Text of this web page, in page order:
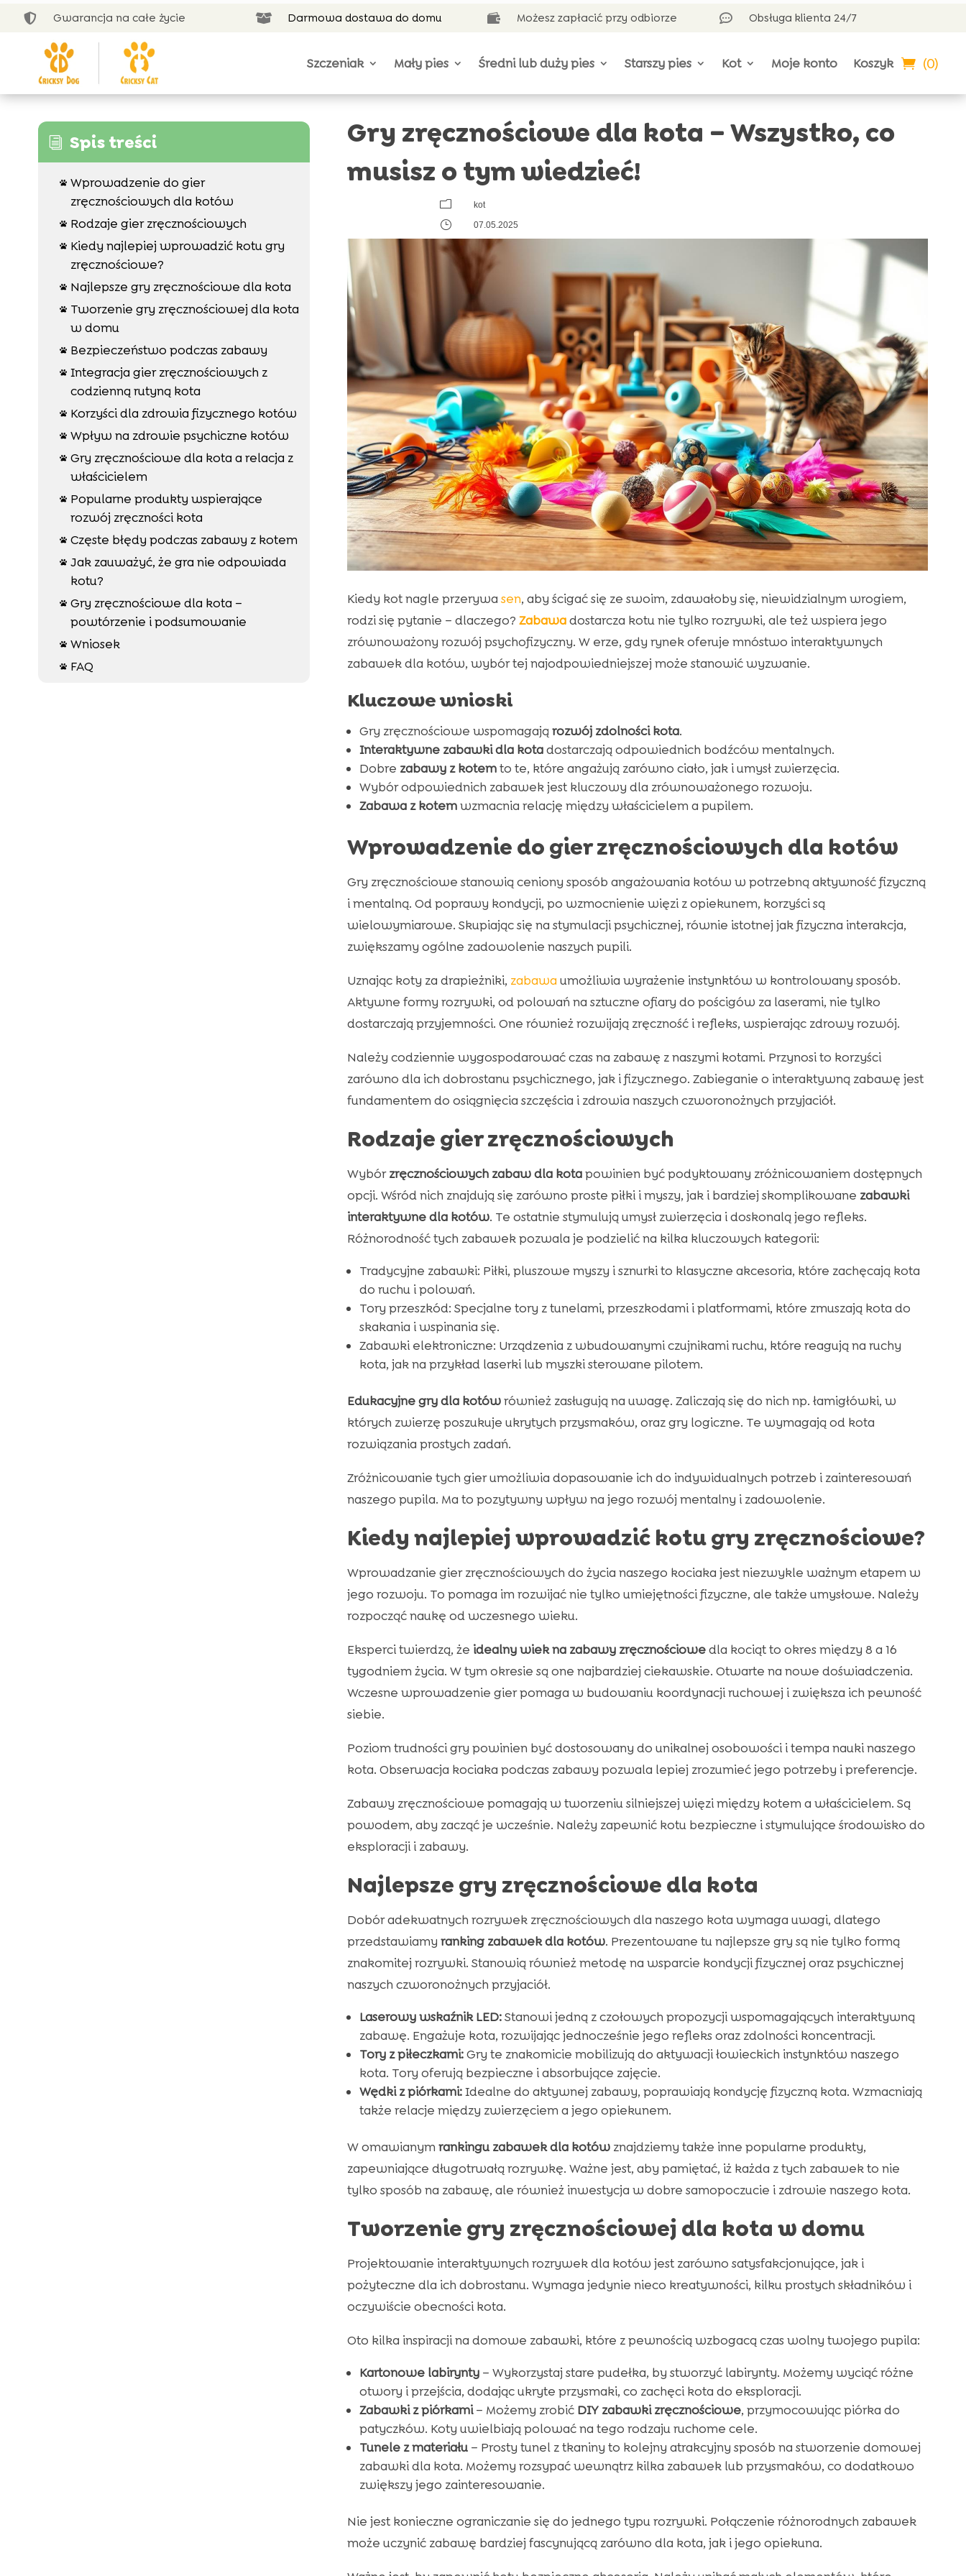
 Gwarancja na całe życie  Darmowa dostawa do domu  Możesz zapłacić przy odbiorze  Obsługa klienta 24/7
Szczeniak Mały pies Średni lub duży pies Starszy pies Kot Moje konto Koszyk (0)
i Spis treści
 Wprowadzenie do gier
zręcznościowych dla kotów
 Rodzaje gier zręcznościowych

Kiedy najlepiej wprowadzić kotu gry
zręcznościowe?
 Najlepsze gry zręcznościowe dla kota

Tworzenie gry zręcznościowej dla kota
w domu
 Bezpieczeństwo podczas zabawy
 Integracja gier zręcznościowych z
codzienną rutyną kota
 Korzyści dla zdrowia fizycznego kotów
 Wpływ na zdrowie psychiczne kotów
 Gry zręcznościowe dla kota a relacja z
właścicielem

Popularne produkty wspierające
rozwój zręczności kota
 Częste błędy podczas zabawy z kotem
 Jak zauważyć, że gra nie odpowiada
kotu?
 Gry zręcznościowe dla kota –
powtórzenie i podsumowanie
 Wniosek
 FAQ
Gry zręcznościowe dla kota – Wszystko, co
musisz o tym wiedzieć!
m kot
} 07.05.2025
Kiedy kot nagle przerywa sen, aby ścigać się ze swoim, zdawałoby się, niewidzialnym wrogiem,
rodzi się pytanie – dlaczego? Zabawadostarcza kotu nie tylko rozrywki, ale też wspiera jego
zrównoważony rozwój psychofizyczny. W erze, gdy rynek oferuje mnóstwo interaktywnych
zabawek dla kotów, wybór tej najodpowiedniejszej może stanowić wyzwanie.
Kluczowe wnioski
Gry zręcznościowe wspomagają rozwój zdolności kota.
Interaktywne zabawki dla kotadostarczają odpowiednich bodźców mentalnych.
Dobre zabawy z kotemto te, które angażują zarówno ciało, jak i umysł zwierzęcia.
Wybór odpowiednich zabawek jest kluczowy dla zrównoważonego rozwoju.
Zabawa z kotemwzmacnia relację między właścicielem a pupilem.
Wprowadzenie do gier zręcznościowych dla kotów
Gry zręcznościowe stanowią ceniony sposób angażowania kotów w potrzebną aktywność fizyczną
i mentalną. Od poprawy kondycji, po wzmocnienie więzi z opiekunem, korzyści są
wielowymiarowe. Skupiając się na stymulacji psychicznej, równie istotnej jak fizyczna interakcja,
zwiększamy ogólne zadowolenie naszych pupili.
Uznając koty za drapieżniki, zabawa umożliwia wyrażenie instynktów w kontrolowany sposób.
Aktywne formy rozrywki, od polowań na sztuczne ofiary do pościgów za laserami, nie tylko
dostarczają przyjemności. One również rozwijają zręczność i refleks, wspierając zdrowy rozwój.
Należy codziennie wygospodarować czas na zabawę z naszymi kotami. Przynosi to korzyści
zarówno dla ich dobrostanu psychicznego, jak i fizycznego. Zabieganie o interaktywną zabawę jest
fundamentem do osiągnięcia szczęścia i zdrowia naszych czworonożnych przyjaciół.
Rodzaje gier zręcznościowych
Wybórzręcznościowych zabaw dla kotapowinien być podyktowany zróżnicowaniem dostępnych
opcji. Wśród nich znajdują się zarówno proste piłki i myszy, jak i bardziej skomplikowane zabawki
interaktywne dla kotów. Te ostatnie stymulują umysł zwierzęcia i doskonalą jego refleks.
Różnorodność tych zabawek pozwala je podzielić na kilka kluczowych kategorii:
Tradycyjne zabawki: Piłki, pluszowe myszy i sznurki to klasyczne akcesoria, które zachęcają kota
do ruchu i polowań.
Tory przeszkód: Specjalne tory z tunelami, przeszkodami i platformami, które zmuszają kota do
skakania i wspinania się.
Zabawki elektroniczne: Urządzenia z wbudowanymi czujnikami ruchu, które reagują na ruchy
kota, jak na przykład laserki lub myszki sterowane pilotem.
Edukacyjne gry dla kotówrównież zasługują na uwagę. Zaliczają się do nich np. łamigłówki, w
których zwierzę poszukuje ukrytych przysmaków, oraz gry logiczne. Te wymagają od kota
rozwiązania prostych zadań.
Zróżnicowanie tych gier umożliwia dopasowanie ich do indywidualnych potrzeb i zainteresowań
naszego pupila. Ma to pozytywny wpływ na jego rozwój mentalny i zadowolenie.
Kiedy najlepiej wprowadzić kotu gry zręcznościowe?
Wprowadzanie gier zręcznościowych do życia naszego kociaka jest niezwykle ważnym etapem w
jego rozwoju. To pomaga im rozwijać nie tylko umiejętności fizyczne, ale także umysłowe. Należy
rozpocząć naukę od wczesnego wieku.
Eksperci twierdzą, że idealny wiek na zabawy zręcznościowedla kociąt to okres między 8 a 16
tygodniem życia. W tym okresie są one najbardziej ciekawskie. Otwarte na nowe doświadczenia.
Wczesne wprowadzenie gier pomaga w budowaniu koordynacji ruchowej i zwiększa ich pewność
siebie.
Poziom trudności gry powinien być dostosowany do unikalnej osobowości i tempa nauki naszego
kota. Obserwacja kociaka podczas zabawy pozwala lepiej zrozumieć jego potrzeby i preferencje.
Zabawy zręcznościowe pomagają w tworzeniu silniejszej więzi między kotem a właścicielem. Są
powodem, aby zacząć je wcześnie. Należy zapewnić kotu bezpieczne i stymulujące środowisko do
eksploracji i zabawy.
Najlepsze gry zręcznościowe dla kota
Dobór adekwatnych rozrywek zręcznościowych dla naszego kota wymaga uwagi, dlatego
przedstawiamy ranking zabawek dla kotów. Prezentowane tu najlepsze gry są nie tylko formą
znakomitej rozrywki. Stanowią również metodę na wsparcie kondycji fizycznej oraz psychicznej
naszych czworonożnych przyjaciół.
Laserowy wskaźnik LED:Stanowi jedną z czołowych propozycji wspomagających interaktywną
zabawę. Engażuje kota, rozwijając jednocześnie jego refleks oraz zdolności koncentracji.
Tory z piłeczkami:Gry te znakomicie mobilizują do aktywacji łowieckich instynktów naszego
kota. Tory oferują bezpieczne i absorbujące zajęcie.
Wędki z piórkami:Idealne do aktywnej zabawy, poprawiają kondycję fizyczną kota. Wzmacniają
także relacje między zwierzęciem a jego opiekunem.
W omawianym rankingu zabawek dla kotówznajdziemy także inne popularne produkty,
zapewniające długotrwałą rozrywkę. Ważne jest, aby pamiętać, iż każda z tych zabawek to nie
tylko sposób na zabawę, ale również inwestycja w dobre samopoczucie i zdrowie naszego kota.
Tworzenie gry zręcznościowej dla kota w domu
Projektowanie interaktywnych rozrywek dla kotów jest zarówno satysfakcjonujące, jak i
pożyteczne dla ich dobrostanu. Wymaga jedynie nieco kreatywności, kilku prostych składników i
oczywiście obecności kota.
Oto kilka inspiracji na domowe zabawki, które z pewnością wzbogacą czas wolny twojego pupila:
Kartonowe labirynty– Wykorzystaj stare pudełka, by stworzyć labirynty. Możemy wyciąć różne
otwory i przejścia, dodając ukryte przysmaki, co zachęci kota do eksploracji.
Zabawki z piórkami– Możemy zrobić DIY zabawki zręcznościowe, przymocowując piórka do
patyczków. Koty uwielbiają polować na tego rodzaju ruchome cele.
Tunele z materiału– Prosty tunel z tkaniny to kolejny atrakcyjny sposób na stworzenie domowej
zabawki dla kota. Możemy rozsypać wewnątrz kilka zabawek lub przysmaków, co dodatkowo
zwiększy jego zainteresowanie.
Nie jest konieczne ograniczanie się do jednego typu rozrywki. Połączenie różnorodnych zabawek
może uczynić zabawę bardziej fascynującą zarówno dla kota, jak i jego opiekuna.